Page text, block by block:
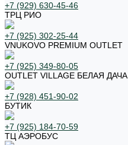
+7 (929) 630-45-46
ТРЦ РИО
+7 (925) 302-25-44
VNUKOVO PREMIUM OUTLET
+7 (925) 349-80-05
OUTLET VILLAGE БЕЛАЯ ДАЧА
+7 (928) 451-90-02
БУТИК
+7 (925) 184-70-59
ТЦ АЭРОБУС